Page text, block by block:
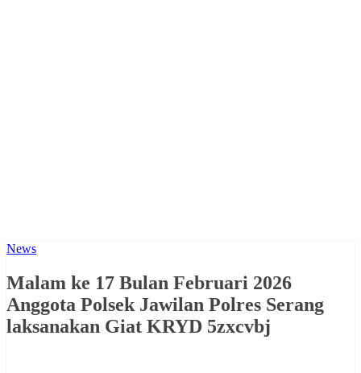
News
Malam ke 17 Bulan Februari 2026
Anggota Polsek Jawilan Polres Serang
laksanakan Giat KRYD 5zxcvbj